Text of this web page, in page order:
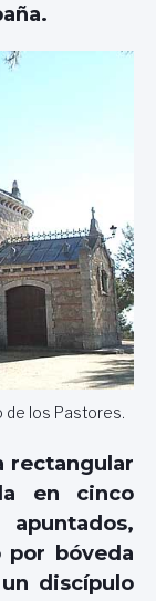
de los Pastores.
rectangular
en cinco
por bóveda
discípulo